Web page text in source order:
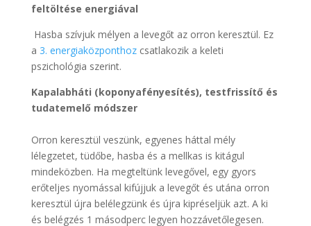
feltöltése energiával
Hasba szívjuk mélyen a levegőt az orron keresztül. Ez
a 3. energiaközponthoz csatlakozik a keleti
pszichológia szerint.
Kapalabháti (koponyafényesítés), testfrissítő és
tudatemelő módszer
Orron keresztül veszünk, egyenes háttal mély
lélegzetet, tüdőbe, hasba és a mellkas is kitágul
mindeközben. Ha megteltünk levegővel, egy gyors
erőteljes nyomással kifújjuk a levegőt és utána orron
keresztül újra belélegzünk és újra kipréseljük azt. A ki
és belégzés 1 másodperc legyen hozzávetőlegesen.